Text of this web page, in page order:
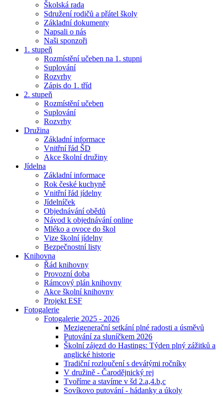
Školská rada
Sdružení rodičů a přátel školy
Základní dokumenty
Napsali o nás
Naši sponzoři
1. stupeň
Rozmístění učeben na 1. stupni
Suplování
Rozvrhy
Zápis do 1. tříd
2. stupeň
Rozmístění učeben
Suplování
Rozvrhy
Družina
Základní informace
Vnitřní řád ŠD
Akce školní družiny
Jídelna
Základní informace
Rok české kuchyně
Vnitřní řád jídelny
Jídelníček
Objednávání obědů
Návod k objednávání online
Mléko a ovoce do škol
Vize školní jídelny
Bezpečnostní listy
Knihovna
Řád knihovny
Provozní doba
Rámcový plán knihovny
Akce školní knihovny
Projekt ESF
Fotogalerie
Fotogalerie 2025 - 2026
Mezigenerační setkání plné radosti a úsměvů
Putování za sluníčkem 2026
Školní zájezd do Hastings: Týden plný zážitků a
anglické historie
Tradiční rozloučení s devátými ročníky
V družině - Čarodějnický rej
Tvoříme a stavíme v šd 2.a,4.b,c
Sovíkovo putování - hádanky a úkoly